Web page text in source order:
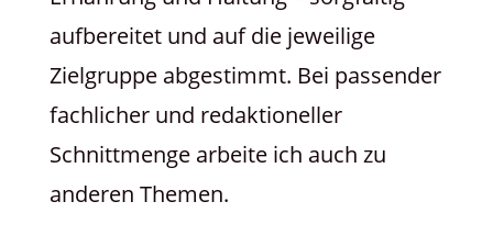
aufbereitet und auf die jeweilige
Zielgruppe abgestimmt. Bei passender
fachlicher und redaktioneller
Schnittmenge arbeite ich auch zu
anderen Themen.